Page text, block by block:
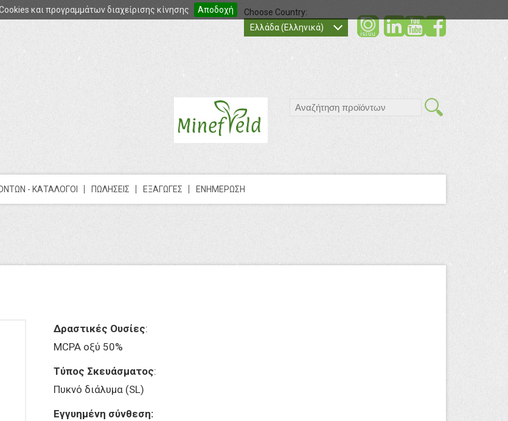
και προγραμμάτων διαχείρισης κίνησης Αποδοχή
social
social
Choose Country:
Ελλάδα (Ελληνικά)
search
- ΚΑΤΑΛΟΓΟΙ ΠΩΛΗΣΕΙΣ ΕΞΑΓΩΓΕΣ ΕΝΗΜΕΡΩΣΗ
Δραστικές Ουσίες:
MCPA οξύ 50%
Τύπος Σκευάσματος:
Πυκνό διάλυμα (SL)
Εγγυημένη σύνθεση: